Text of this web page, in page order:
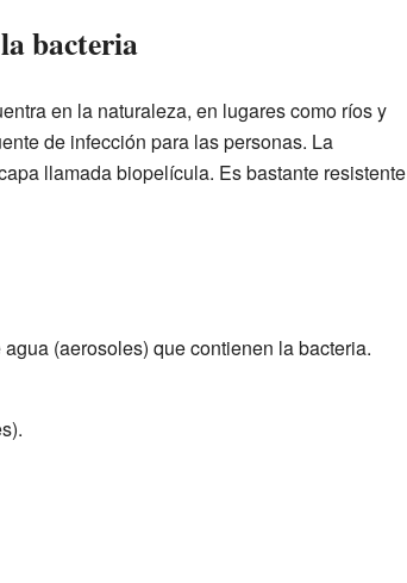
bacteria
en la naturaleza, en lugares como ríos y
de infección para las personas. La
llamada biopelícula. Es bastante resistente
(aerosoles) que contienen la bacteria.